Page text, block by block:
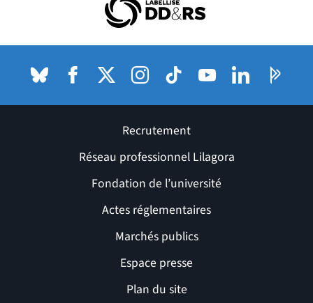
(nouvelle fenêtre)
Bluesky
(nouvelle fenêtre)
Facebook
(nouvelle fenêtre)
X (anciennement Twitter) de l'Université
Instagram
(nouvelle fenêtre)
TikTok
(nouvelle fenêtre)
Youtube
(nouvelle fenêtre)
LinkedIn
(nouvellePages
Recrutement
Réseau professionnel Lilagora
Fondation de l’université
Actes réglementaires
Marchés publics
Espace presse
Plan du site